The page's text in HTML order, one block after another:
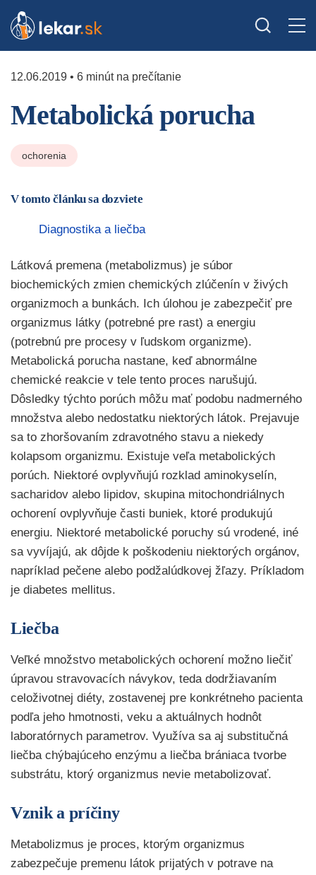
12.06.2019 • 6 minút na prečítanie
Metabolická porucha
ochorenia
V tomto článku sa dozviete
Diagnostika a liečba
Látková premena (metabolizmus) je súbor
biochemických zmien chemických zlúčenín v živých
organizmoch a bunkách. Ich úlohou je zabezpečiť pre
organizmus látky (potrebné pre rast) a energiu
(potrebnú pre procesy v ľudskom organizme).
Metabolická porucha nastane, keď abnormálne
chemické reakcie v tele tento proces narušujú.
Dôsledky týchto porúch môžu mať podobu nadmerného
množstva alebo nedostatku niektorých látok. Prejavuje
sa to zhoršovaním zdravotného stavu a niekedy
kolapsom organizmu. Existuje veľa metabolických
porúch. Niektoré ovplyvňujú rozklad aminokyselín,
sacharidov alebo lipidov, skupina mitochondriálnych
ochorení ovplyvňuje časti buniek, ktoré produkujú
energiu. Niektoré metabolické poruchy sú vrodené, iné
sa vyvíjajú, ak dôjde k poškodeniu niektorých orgánov,
napríklad pečene alebo podžalúdkovej žľazy. Príkladom
je diabetes mellitus.
Liečba
Veľké množstvo metabolických ochorení možno liečiť
úpravou stravovacích návykov, teda dodržiavaním
celoživotnej diéty, zostavenej pre konkrétneho pacienta
podľa jeho hmotnosti, veku a aktuálnych hodnôt
laboratórnych parametrov. Využíva sa aj substitučná
liečba chýbajúceho enzýmu a liečba brániaca tvorbe
substrátu, ktorý organizmus nevie metabolizovať.
Vznik a príčiny
Metabolizmus je proces, ktorým organizmus
zabezpečuje premenu látok prijatých v potrave na